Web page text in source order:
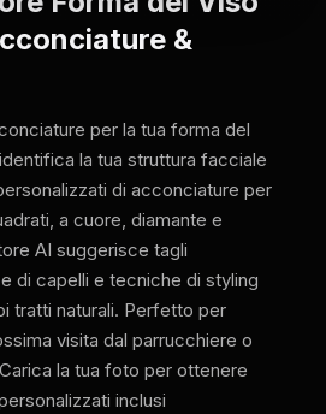
&
per la tua forma del
la tua struttura facciale
di acconciature per
a cuore, diamante e
AI suggerisce tagli
di capelli e tecniche di styling
tratti naturali. Perfetto per
visita dal parrucchiere o
la tua foto per ottenere
inclusi